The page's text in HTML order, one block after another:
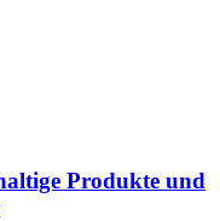
Produkte und